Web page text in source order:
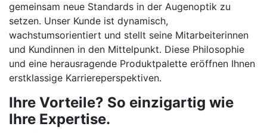
gemeinsam neue Standards in der Augenoptik zu
setzen. Unser Kunde ist dynamisch,
wachstumsorientiert und stellt seine Mitarbeiterinnen
und Kundinnen in den Mittelpunkt. Diese Philosophie
und eine herausragende Produktpalette eröffnen Ihnen
erstklassige Karriereperspektiven.
Ihre Vorteile? So einzigartig wie
Ihre Expertise.